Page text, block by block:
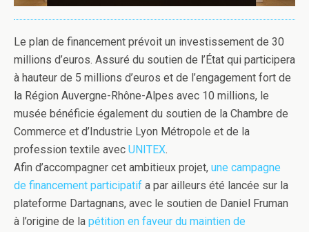
Le plan de financement prévoit un investissement de 30
millions d’euros. Assuré du soutien de l’État qui participera
à hauteur de 5 millions d’euros et de l’engagement fort de
la Région Auvergne-Rhône-Alpes avec 10 millions, le
musée bénéficie également du soutien de la Chambre de
Commerce et d’Industrie Lyon Métropole et de la
profession textile avec UNITEX.
Afin d’accompagner cet ambitieux projet, une campagne
de financement participatif a par ailleurs été lancée sur la
plateforme Dartagnans, avec le soutien de Daniel Fruman
à l’origine de la pétition en faveur du maintien de